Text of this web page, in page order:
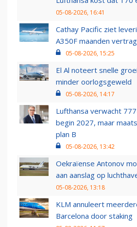
05-08-2026, 16:41
Cathay Pacific ziet
A350F maanden
05-08-2026, 15:25
El Al noteert snelle
minder oorlogsgeweld
05-08-2026, 14:17
Lufthansa verwacht
begin 2027, maar
plan B
05-08-2026, 13:42
Oekraïense Antonov
aan aanslag op
05-08-2026, 13:18
KLM annuleert
Barcelona door staking